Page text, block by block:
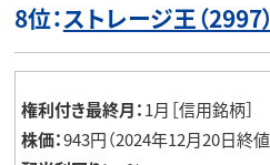
8位：ストレージ王（2997）
権利付き最終月：1月［信用銘柄］
株価：943円（2024年12月20日終値